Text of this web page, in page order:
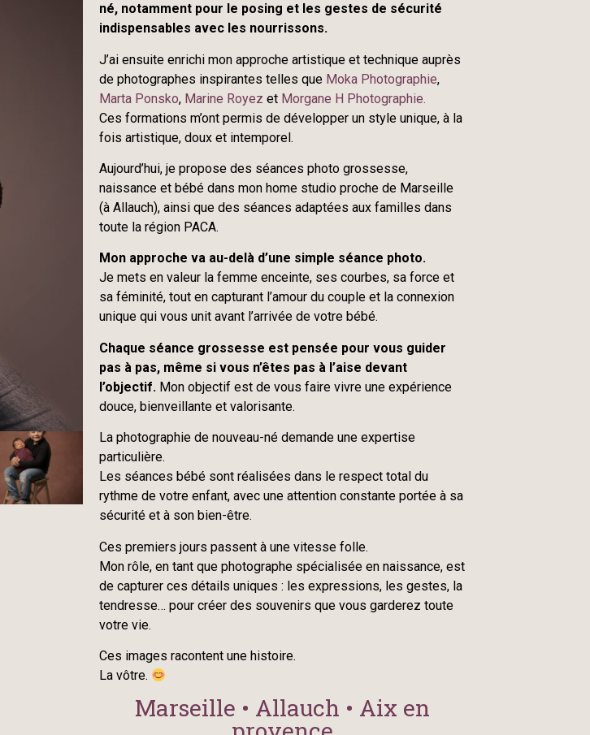
né, notamment pour le posing et les gestes de sécurité
indispensables avec les nourrissons.
J’ai ensuite enrichi mon approche artistique et technique auprès
de photographes inspirantes telles que Moka Photographie,
Marta Ponsko, Marine Royez et Morgane H Photographie.
Ces formations m’ont permis de développer un style unique, à la
fois artistique, doux et intemporel.
Aujourd’hui, je propose des séances photo grossesse,
naissance et bébé dans mon home studio proche de Marseille
(à Allauch), ainsi que des séances adaptées aux familles dans
toute la région PACA.
Mon approche va au-delà d’une simple séance photo.
Je mets en valeur la femme enceinte, ses courbes, sa force et
sa féminité, tout en capturant l’amour du couple et la connexion
unique qui vous unit avant l’arrivée de votre bébé.
Chaque séance grossesse est pensée pour vous guider
pas à pas, même si vous n’êtes pas à l’aise devant
l’objectif. Mon objectif est de vous faire vivre une expérience
douce, bienveillante et valorisante.
La photographie de nouveau-né demande une expertise
particulière.
Les séances bébé sont réalisées dans le respect total du
rythme de votre enfant, avec une attention constante portée à sa
sécurité et à son bien-être.
Ces premiers jours passent à une vitesse folle.
Mon rôle, en tant que photographe spécialisée en naissance, est
de capturer ces détails uniques : les expressions, les gestes, la
tendresse… pour créer des souvenirs que vous garderez toute
votre vie.
Ces images racontent une histoire.
La vôtre.
Marseille • Allauch • Aix en